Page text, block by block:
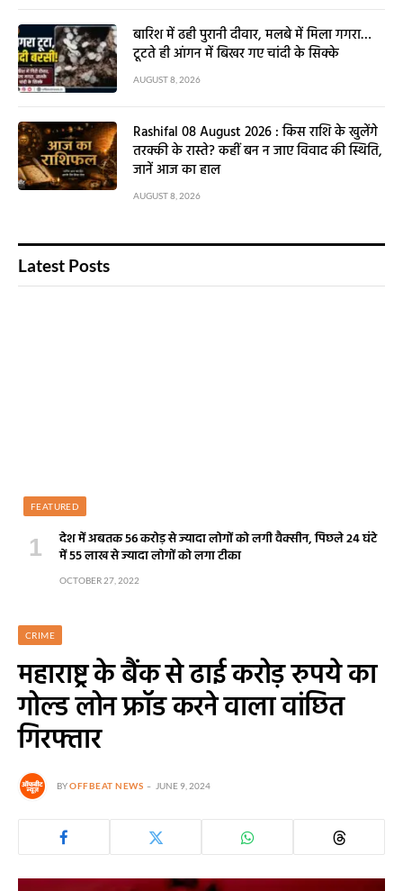
बारिश में ढही पुरानी दीवार, मलबे में मिला गगरा…
टूटते ही आंगन में बिखर गए चांदी के सिक्के
AUGUST 8, 2026
Rashifal 08 August 2026 : किस राशि के खुलेंगे
तरक्की के रास्ते? कहीं बन न जाए विवाद की स्थिति,
जानें आज का हाल
AUGUST 8, 2026
Latest Posts
FEATURED
देश में अबतक 56 करोड़ से ज्यादा लोगों को लगी वैक्सीन, पिछले 24 घंटे
में 55 लाख से ज्यादा लोगों को लगा टीका
OCTOBER 27, 2022
CRIME
महाराष्ट्र के बैंक से ढाई करोड़ रुपये का
गोल्ड लोन फ्रॉड करने वाला वांछित
गिरफ्तार
BYOFFBEAT NEWS JUNE 9, 2024